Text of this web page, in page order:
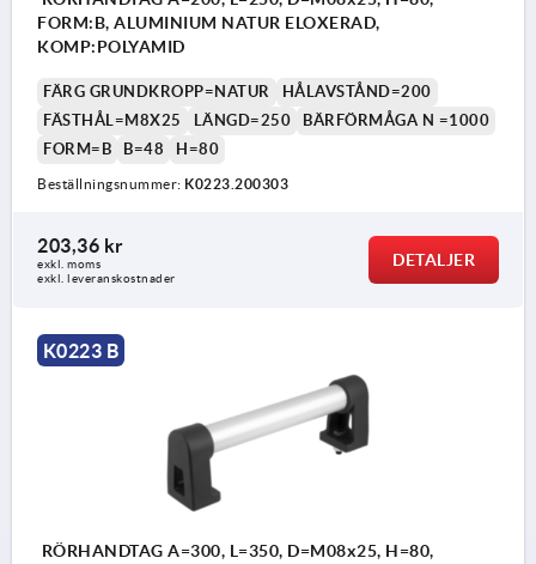
FORM:B, ALUMINIUM NATUR ELOXERAD,
KOMP:POLYAMID
FÄRG GRUNDKROPP=NATUR
HÅLAVSTÅND=200
FÄSTHÅL=M8X25
LÄNGD=250
BÄRFÖRMÅGA N =1000
FORM=B
B=48 H=80
Beställningsnummer: K0223.200303
203,36 kr
exkl. moms
exkl. leveranskostnader
DETALJER
K0223 B
RÖRHANDTAG A=300, L=350, D=M08x25, H=80,